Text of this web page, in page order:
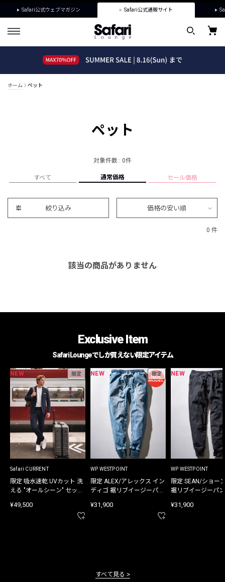
Safari公式ウェブマガジン Safari公式通販サイト
ホーム ペット
ペット
対象件数 : 0件
すべて 通常価格 セール価格
絞り込み 価格の安い順
0 件
該当の商品がありません
Exclusive Item
Safari Loungeでしか買えない限定アイテム
NEW 限定
Safari CURRENT
限定 吸水速乾 UVカット 洗
える "オールシーン" セット
¥49,500
NEW 限定
WP WESTPOINT
限定 ALEX/アレックス イン
ディゴ 裾リブイージーパン
¥31,900
NEW
WP WESTPOINT
限定 SEAN/ショー
裾リブイージーパ
¥31,900
すべて見る